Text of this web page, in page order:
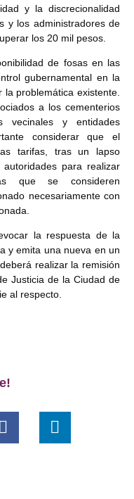
y la discrecionalidad
y los administradores de
los 20 mil pesos.
de fosas en las
gubernamental en la
problemática existente.
a los cementerios
vecinales y entidades
considerar que el
tarifas, tras un lapso
para realizar
que se consideren
necesariamente con
la respuesta de la
y emita una nueva en un
realizar la remisión
Justicia de la Ciudad de
al respecto.